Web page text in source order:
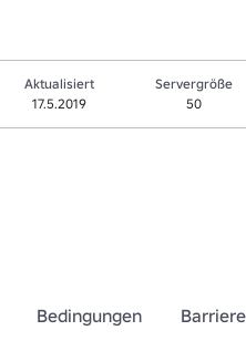
Aktualisiert
17.5.2019
Servergröße
50
Bedingungen